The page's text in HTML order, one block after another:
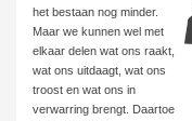
het bestaan nog minder.
Maar we kunnen wel met
elkaar delen wat ons raakt,
wat ons uitdaagt, wat ons
troost en wat ons in
verwarring brengt. Daartoe